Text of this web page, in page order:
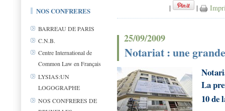
NOS CONFRERES
BARREAU DE PARIS
C.N.B.
Centre International de
Common Law en Français
LYSIAS:UN
LOGOGRAPHE
NOS CONFRERES DE
|
|
25/09/2009
Notariat : une
La
10 de